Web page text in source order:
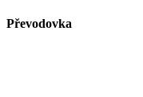
Převodovka